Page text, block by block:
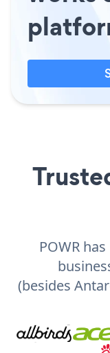
POWR
(besides